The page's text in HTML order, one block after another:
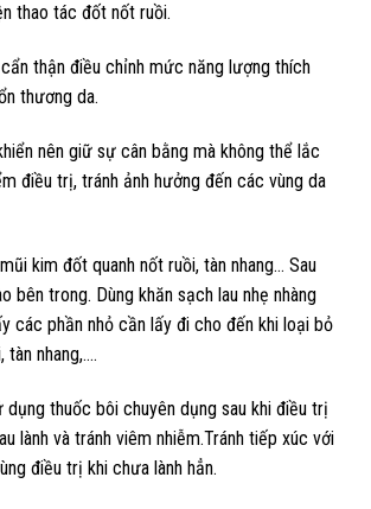
thao tác đốt nốt ruồi.
thận điều chỉnh mức năng lượng thích
thương da.
nên giữ sự cân bằng mà không thể lắc
điều trị, tránh ảnh hưởng đến các vùng da
kim đốt quanh nốt ruồi, tàn nhang… Sau
bên trong. Dùng khăn sạch lau nhẹ nhàng
các phần nhỏ cần lấy đi cho đến khi loại bỏ
tàn nhang,….
dụng thuốc bôi chuyên dụng sau khi điều trị
lành và tránh viêm nhiễm.Tránh tiếp xúc với
điều trị khi chưa lành hẳn.